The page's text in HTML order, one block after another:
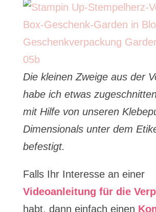
Die kleinen Zweige aus der
habe ich etwas
mit Hilfe von unseren
Dimensionals unter dem
befestigt.
Falls Ihr Interesse an einer
Videoanleitung für die
habt, dann einfach einen